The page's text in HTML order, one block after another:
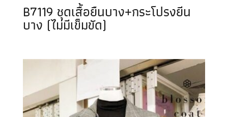
B7119 ชุดเสื้อยืนบาง+กระโปรงยีน
บาง (ไม่มีเข็มขัด)